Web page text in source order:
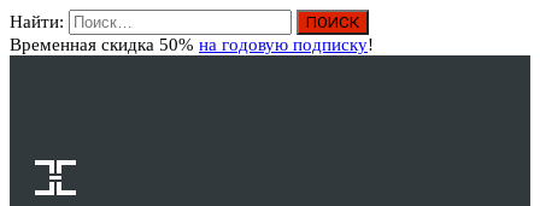
Найти:
Временная скидка 50% на годовую подписку!